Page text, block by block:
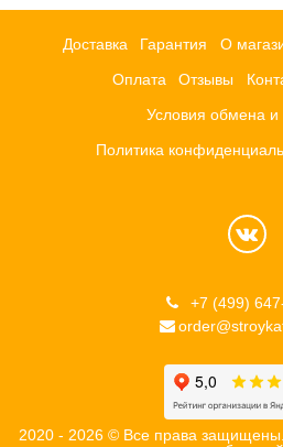
Доставка Гарантия О
Оплата Отзывы
Условия обмена и
Политика
+7 (499)
2020 - 2026 © Все права